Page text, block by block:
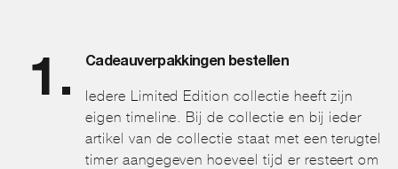
Cadeauverpakkingen bestellen
Iedere Limited Edition collectie heeft zijn
eigen timeline. Bij de collectie en bij ieder
artikel van de collectie staat met een terugtel
timer aangegeven hoeveel tijd er resteert om